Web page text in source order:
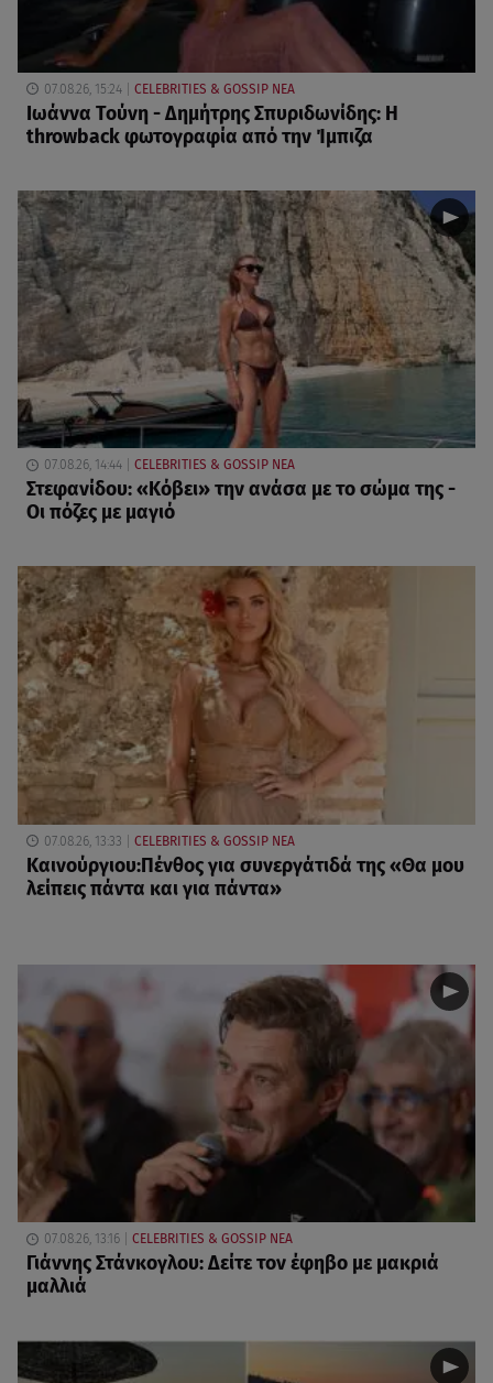
07.08.26, 15:24 CELEBRITIES & GOSSIP ΝΕΑ
Ιωάννα Τούνη - Δημήτρης Σπυριδωνίδης: Η
throwback φωτογραφία από την Ίμπιζα
07.08.26, 14:44 CELEBRITIES & GOSSIP ΝΕΑ
Στεφανίδου: «Κόβει» την ανάσα με το σώμα της -
Οι πόζες με μαγιό
07.08.26, 13:33 CELEBRITIES & GOSSIP ΝΕΑ
Καινούργιου:Πένθος για συνεργάτιδά της «Θα μου
λείπεις πάντα και για πάντα»
07.08.26, 13:16 CELEBRITIES & GOSSIP ΝΕΑ
Γιάννης Στάνκογλου: Δείτε τον έφηβο με μακριά
μαλλιά